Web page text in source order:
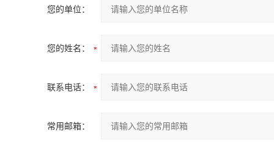
您的单位：
您的姓名：
联系电话：
常用邮箱：